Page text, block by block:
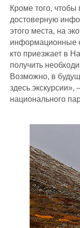
Кроме того, чтобы
достоверную
этого места, на
информационные
кто приезжает в
получить
Возможно, в
здесь экскурсии»,
национального